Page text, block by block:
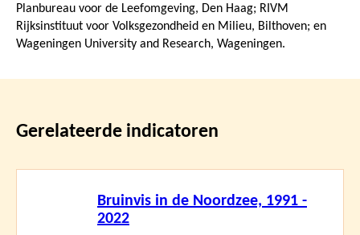
Planbureau voor de Leefomgeving, Den Haag; RIVM
Rijksinstituut voor Volksgezondheid en Milieu, Bilthoven; en
Wageningen University and Research, Wageningen.
Gerelateerde indicatoren
Bruinvis in de Noordzee, 1991 -
2022